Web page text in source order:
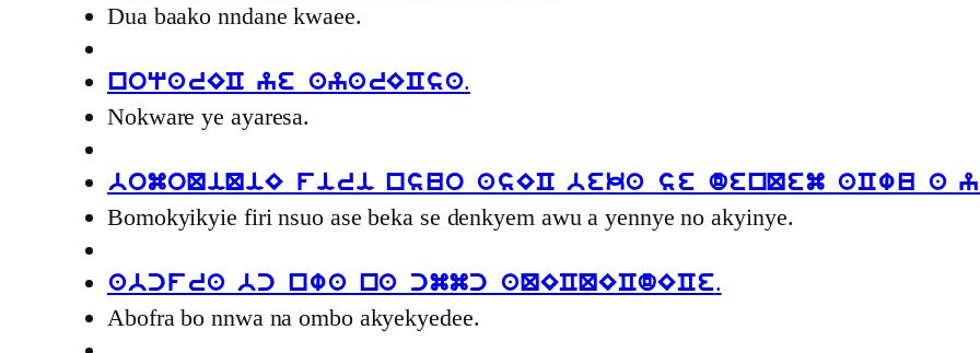
Dua baako nndane kwaee.
noqarEC ye ayarECsa.
Nokware ye ayaresa.
bomoQiQiE firi nsuo asEC beka se denQem aCwu a
Bomokyikyie firi nsuo ase beka se denkyem awu a yennye no akyinye.
abcfra bc nwa na cmmc aQECQECdECe.
Abofra bo nnwa na ombo akyekyedee.